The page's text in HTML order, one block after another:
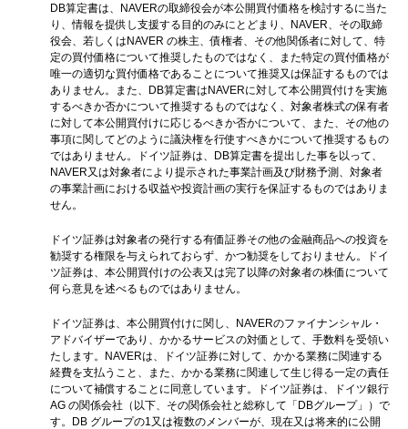
DB算定書は、NAVERの取締役会が本公開買付価格を検討するに当た
り、情報を提供し支援する目的のみにとどまり、NAVER、その取締
役会、若しくはNAVER の株主、債権者、その他関係者に対して、特
定の買付価格について推奨したものではなく、また特定の買付価格が
唯一の適切な買付価格であることについて推奨又は保証するものでは
ありません。また、DB算定書はNAVERに対して本公開買付けを実施
するべきか否かについて推奨するものではなく、対象者株式の保有者
に対して本公開買付けに応じるべきか否かについて、また、その他の
事項に関してどのように議決権を行使すべきかについて推奨するもの
ではありません。ドイツ証券は、DB算定書を提出した事を以って、
NAVER又は対象者により提示された事業計画及び財務予測、対象者
の事業計画における収益や投資計画の実行を保証するものではありま
せん。
ドイツ証券は対象者の発行する有価証券その他の金融商品への投資を
勧奨する権限を与えられておらず、かつ勧奨をしておりません。ドイ
ツ証券は、本公開買付けの公表又は完了以降の対象者の株価について
何ら意見を述べるものではありません。
ドイツ証券は、本公開買付けに関し、NAVERのファイナンシャル・
アドバイザーであり、かかるサービスの対価として、手数料を受領い
たします。NAVERは、ドイツ証券に対して、かかる業務に関連する
経費を支払うこと、また、かかる業務に関連して生じ得る一定の責任
について補償することに同意しています。ドイツ証券は、ドイツ銀行
AG の関係会社（以下、その関係会社と総称して「DBグループ」）で
す。DB グループの1又は複数のメンバーが、現在又は将来的に公開